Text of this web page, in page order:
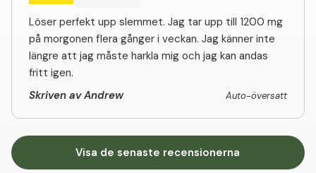
Löser perfekt upp slemmet. Jag tar upp till 1200 mg
på morgonen flera gånger i veckan. Jag känner inte
längre att jag måste harkla mig och jag kan andas
fritt igen.
Skriven av Andrew
Auto-översatt
Visa de senaste recensionerna